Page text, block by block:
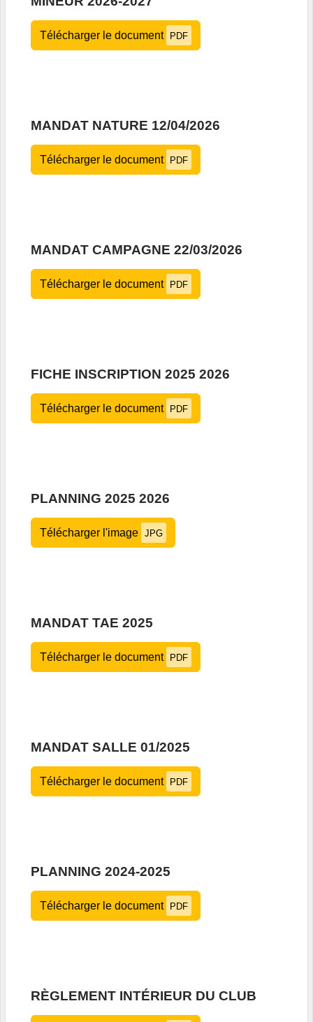
Télécharger le document PDF
MANDAT NATURE 12/04/2026
Télécharger le document PDF
MANDAT CAMPAGNE 22/03/2026
Télécharger le document PDF
FICHE INSCRIPTION 2025 2026
Télécharger le document PDF
PLANNING 2025 2026
Télécharger l'image JPG
MANDAT TAE 2025
Télécharger le document PDF
MANDAT SALLE 01/2025
Télécharger le document PDF
PLANNING 2024-2025
Télécharger le document PDF
RÈGLEMENT INTÉRIEUR DU CLUB